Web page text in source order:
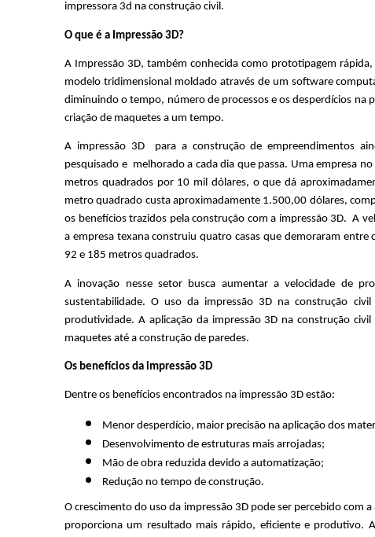
impressora 3d na construção civil.
O que é a Impressão 3D?
A Impressão 3D, também conhecida como prototipagem
modelo tridimensional moldado através de um software
diminuindo o tempo, número de processos e os desperdícios na
criação de maquetes a um tempo.
A impressão 3D  para a construção de empreendimentos
pesquisado e  melhorado a cada dia que passa. Uma empresa
metros quadrados por 10 mil dólares, o que dá
metro quadrado custa aproximadamente 1.500,00 dólares,
os benefícios trazidos pela construção com a impressão 3D.  A
a empresa texana construiu quatro casas que demoraram entre
92 e 185 metros quadrados.
A inovação nesse setor busca aumentar a velocidade de
sustentabilidade. O uso da impressão 3D na construção
produtividade. A aplicação da impressão 3D na construção
maquetes até a construção de paredes.
Os benefícios da impressão 3D
Dentre os benefícios encontrados na impressão 3D estão:
Menor desperdício, maior precisão na aplicação dos
Desenvolvimento de estruturas mais arrojadas;
Mão de obra reduzida devido a automatização;
Redução no tempo de construção.
O crescimento do uso da impressão 3D pode ser percebido com
proporciona um resultado mais rápido, eficiente e produtivo.